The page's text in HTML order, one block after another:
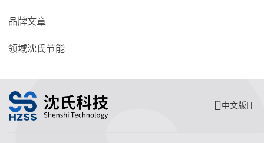
品牌文章
领域沈氏节能
中文版